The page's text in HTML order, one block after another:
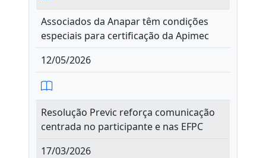
Associados da Anapar têm condições
especiais para certificação da Apimec
12/05/2026
Resolução Previc reforça comunicação
centrada no participante e nas EFPC
17/03/2026